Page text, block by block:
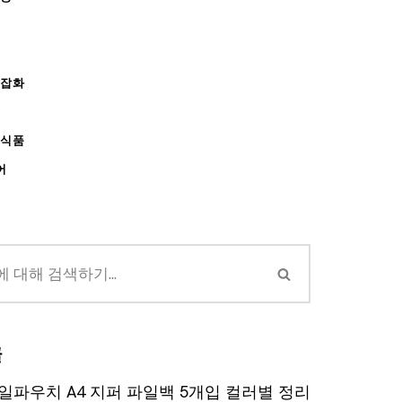
화
품
파우치 A4 지퍼 파일백 5개입 컬러별 정리